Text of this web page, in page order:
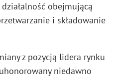
obejmującą
i składowanie
z pozycją lidera rynku
niedawno